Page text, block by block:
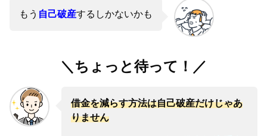
もう 自己破産するしかないかも
＼ちょっと待って！／
借金を減らす方法は自己破産だけじゃあ
りません